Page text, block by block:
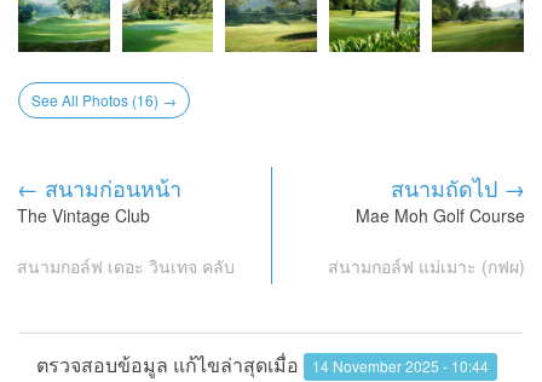
See All Photos (16) →
← สนามก่อนหน้า
The Vintage Club
สนามกอล์ฟ เดอะ วินเทจ คลับ
สนามถัดไป →
Mae Moh Golf Course
สนามกอล์ฟ แม่เมาะ (กฟผ)
ตรวจสอบข้อมูล แก้ไขล่าสุดเมื่อ 14 November 2025 - 10:44